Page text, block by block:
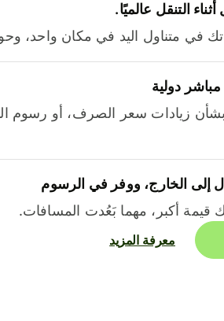
أثناء التنقل عالميًا.
في متناول اليد في مكان واحد،
دولية
بشأن زيادات سعر الصرف، أو رسوم
إلى الخارج، ووفر في الرسوم
قيمة أكبر، مهما بَعُدت المسافات.
معرفة المزيد